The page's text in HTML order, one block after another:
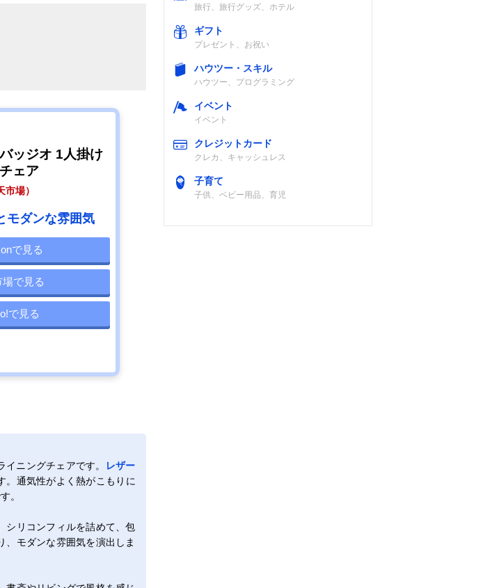
ッジオ 1人掛け
ェア
場）
モダンな雰囲気
で見る
で見る
で見る
ニングチェアです。
レザー
。通気性がよく熱がこもりに
。
シリコンフィルを詰めて、包
モダンな雰囲気を演出しま
旅行、旅行グッズ、ホテル
ギフト
プレゼント、お祝い
ハウツー・スキル
ハウツー、プログラミング
イベント
イベント
クレジットカード
クレカ、キャッシュレス
子育て
子供、ベビー用品、育児